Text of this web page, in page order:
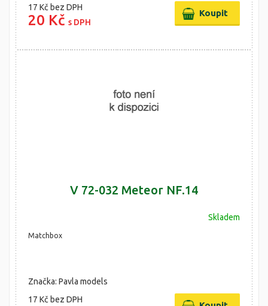
17 Kč bez DPH
20 Kč s DPH
V 72-032 Meteor NF.14
Skladem
Matchbox
Značka: Pavla models
17 Kč bez DPH